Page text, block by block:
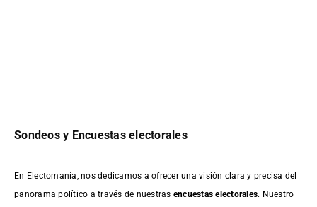
Sondeos y Encuestas electorales
En Electomanía, nos dedicamos a ofrecer una visión clara y precisa del
panorama político a través de nuestras encuestas electorales. Nuestro